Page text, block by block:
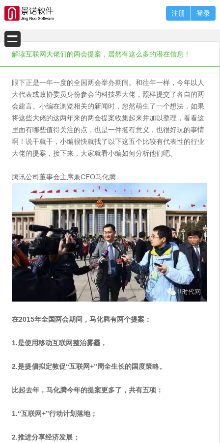
注册 登录
解读互联网大佬们的两会提案，居然有这么多的潜在信息！
眼下正是一年一度的全国两会举办期间。和往年一样，今年以人
大代表或政协委员身份参会的科技界大佬，照样提交了各自的两
会建言。小编在浏览相关的新闻时，忽然萌生了一个想法，如果
将这些大佬的这两年来的两会提案收集起来并加以整理，看看这
里面有哪些值得关注的点，也是一件挺有意义，也很好玩的事情
啊！说干就干，小编很快就找了以下这五个比较有代表性的行业
大佬的提案，接下来，大家就看小编如何分析他们吧。
腾讯公司董事会主席兼CEO马化腾
在2015年全国两会期间，马化腾有两个提案：
1.是使用移动互联网整治雾霾，
2.是提倡拟定敦促“互联网+”周全生长的国度策略。
比起去年，马化腾今年的提案更多了，共有五项：
1.“互联网+”行动计划落地；
2.推进分享经济发展；